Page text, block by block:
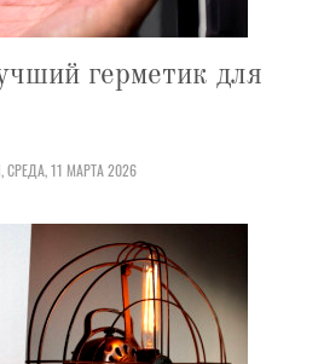
герметик для
,СРЕДА, 11 МАРТА 2026